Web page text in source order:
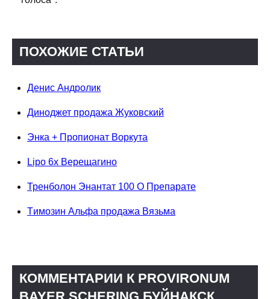
ПОХОЖИЕ СТАТЬИ
Денис Андролик
Диноджет продажа Жуковский
Энка + Пропионат Воркута
Lipo 6x Верещагино
Тренболон Энантат 100 О Препарате
Tимозин Альфа продажа Вязьма
КОММЕНТАРИИ К PROVIRONUM